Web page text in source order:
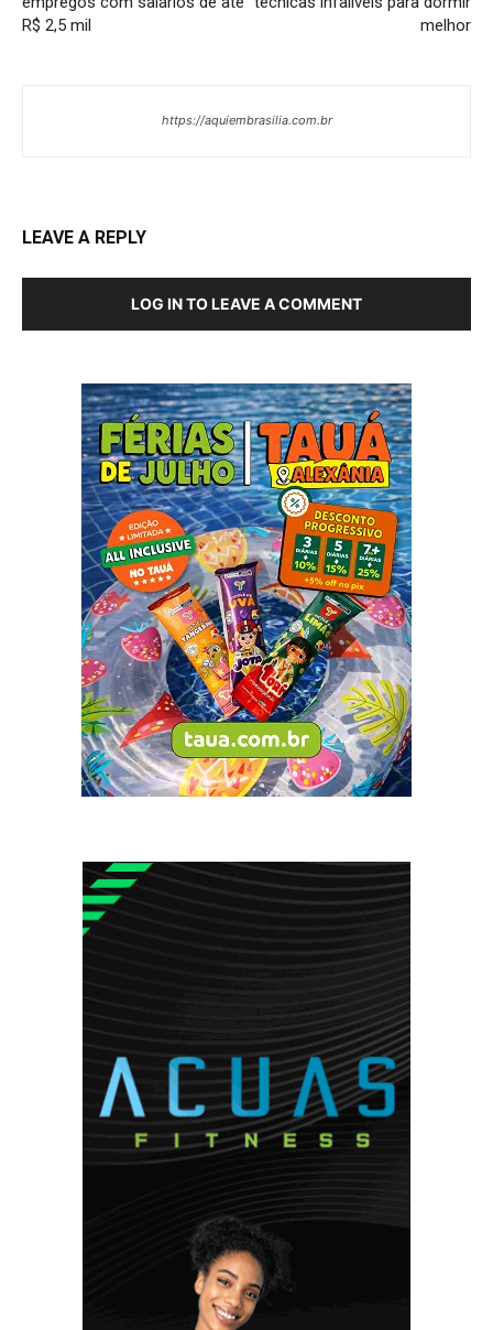
R$ 2,5 mil
melhor
https://aquiembrasilia.com.br
LEAVE A REPLY
LOG IN TO LEAVE A COMMENT